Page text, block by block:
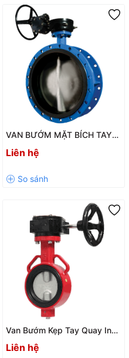
VAN BƯỚM MẶT BÍCH TAY
ĐÓNG MỞ ĐƯỜNG ỐNG HIỆU
Liên hệ
Van Bướm Kẹp Tay Quay Inox
– Giải Pháp Điều Tiết Lưu
Chất Hiệu Quả, Bền Bỉ
Liên hệ